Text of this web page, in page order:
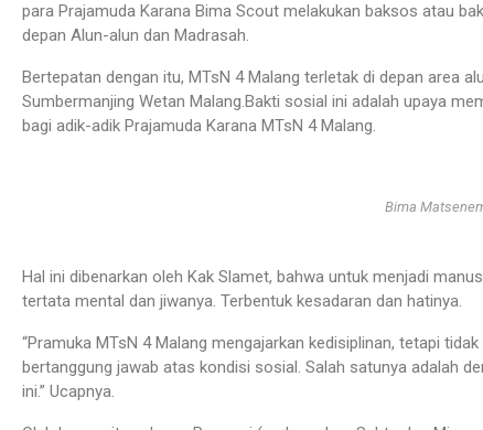
para Prajamuda Karana Bima Scout melakukan baksos atau
depan Alun-alun dan Madrasah.
Bertepatan dengan itu, MTsN 4 Malang terletak di depan area
Sumbermanjing Wetan Malang.Bakti sosial ini adalah upaya
bagi adik-adik Prajamuda Karana MTsN 4 Malang.
Bima
Hal ini dibenarkan oleh Kak Slamet, bahwa untuk menjadi
tertata mental dan jiwanya. Terbentuk kesadaran dan hatinya.
“Pramuka MTsN 4 Malang mengajarkan kedisiplinan, tetapi
bertanggung jawab atas kondisi sosial. Salah satunya adalah
ini.” Ucapnya.